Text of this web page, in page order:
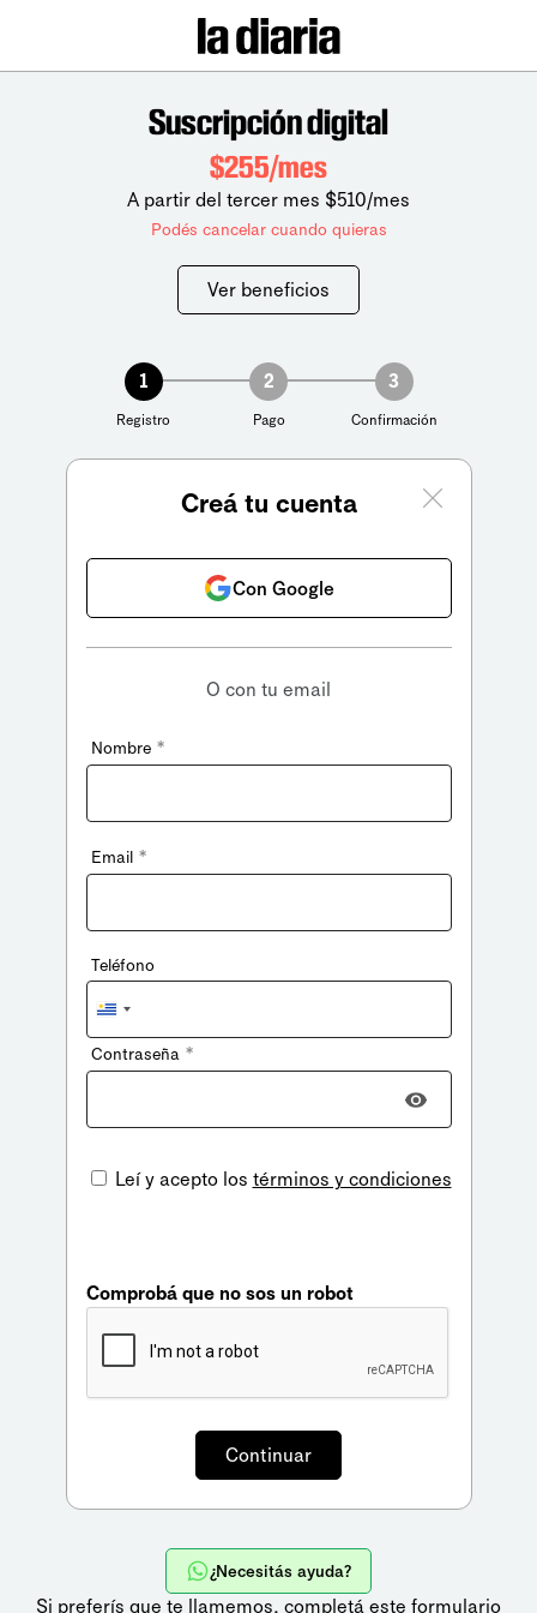
Suscripción digital
$255/mes
A partir del tercer mes $510/mes
Podés cancelar cuando quieras
Ver beneficios
1
Registro
2
Pago
3
Confirmación
Creá tu cuenta
Con Google
O con tu email
Nombre *
Email *
Teléfono
Uruguay
+598
Contraseña *
Leí y acepto los términos y condiciones
Comprobá que no sos un robot
¿Necesitás ayuda?
Si preferís que te llamemos, completá este formulario